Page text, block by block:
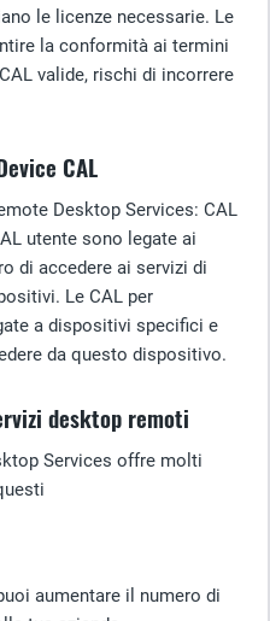
le licenze necessarie. Le
la conformità ai termini
valide, rischi di incorrere
CAL
Desktop Services: CAL
utente sono legate ai
di accedere ai servizi di
Le CAL per
a dispositivi specifici e
da questo dispositivo.
desktop remoti
Services offre molti
aumentare il numero di